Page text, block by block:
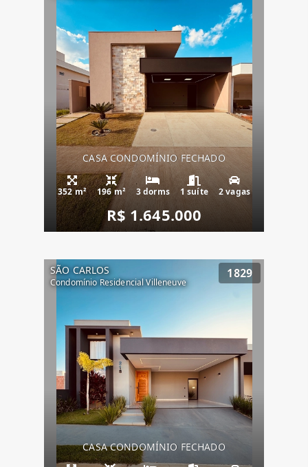
CASA CONDOMÍNIO FECHADO
352 m² 196 m² 3 dorms 1 suíte 2 vagas
R$ 1.645.000
SÃO CARLOS
Condomínio Residencial Villeneuve
1829
CASA CONDOMÍNIO FECHADO